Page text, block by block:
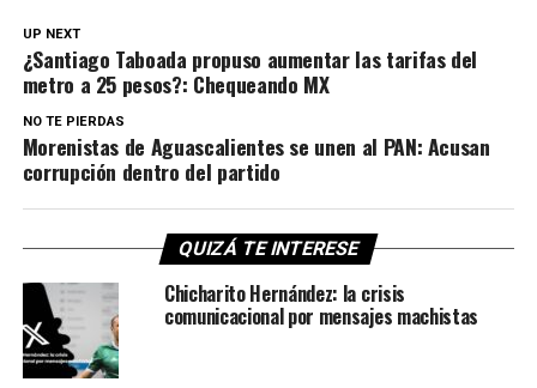
UP NEXT
¿Santiago Taboada propuso aumentar las tarifas del
metro a 25 pesos?: Chequeando MX
NO TE PIERDAS
Morenistas de Aguascalientes se unen al PAN: Acusan
corrupción dentro del partido
QUIZÁ TE INTERESE
Chicharito Hernández: la crisis
comunicacional por mensajes machistas